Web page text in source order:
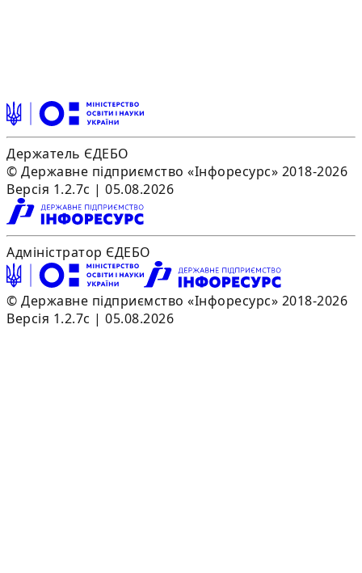
Держатель ЄДЕБО
© Державне підприємство «Інфоресурс» 2018-2026
Версія 1.2.7c | 05.08.2026
Адміністратор ЄДЕБО
© Державне підприємство «Інфоресурс» 2018-2026
Версія 1.2.7c | 05.08.2026